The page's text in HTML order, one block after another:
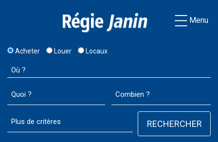
Menu
Acheter Louer Locaux